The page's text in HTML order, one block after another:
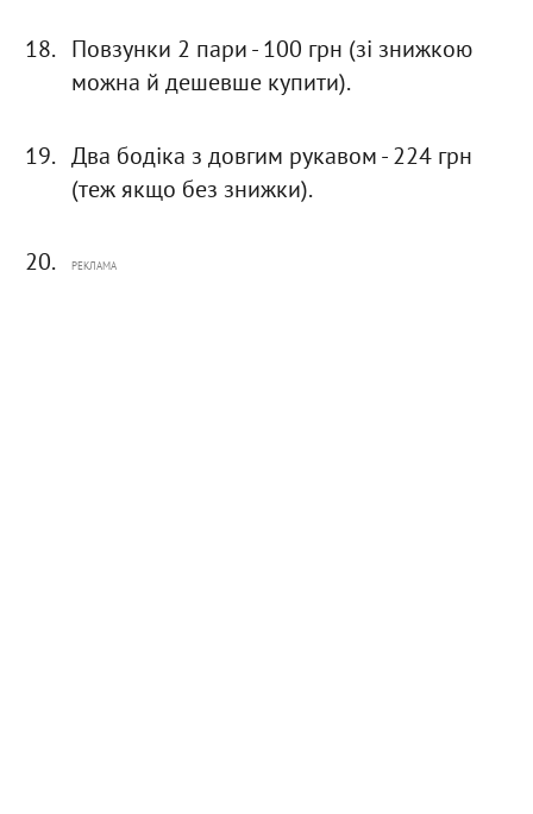
Повзунки 2 пари - 100 грн (зі знижкою
можна й дешевше купити).
Два бодіка з довгим рукавом - 224 грн
(теж якщо без знижки).
РЕКЛАМА